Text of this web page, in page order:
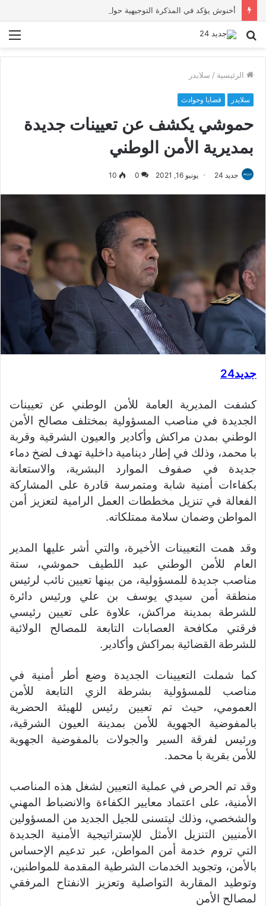
بحث
الرئيسية / سلايدر
سلايدر قضايا وحوادث
حموشي يكشف عن تعيينات جديدة
بمديرية الأمن الوطني
جديد 24 يونيو 16, 2021 0
10
جديد24
كشفت المديرية العامة للأمن الوطني عن تعيينات
الجديدة في مناصب المسؤولية بمختلف مصالح الأمن
الوطني بمدن مراكش وأكادير والعيون الشرقية وقربة
با محمد، وذلك في إطار دينامية داخلية تهدف لضخ دماء
جديدة في صفوف الموارد البشرية، والاستعانة
بكفاءات أمنية شابة ومتمرسة قادرة على المشاركة
الفعالة في تنزيل مخططات العمل الرامية لتعزيز أمن
المواطن وضمان سلامة ممتلكاته.
وقد همت التعيينات الأخيرة، والتي أشر عليها المدير
العام للأمن الوطني عبد اللطيف حموشي، ستة
مناصب جديدة للمسؤولية، من بينها تعيين نائب لرئيس
منطقة أمن سيدي يوسف بن علي ورئيس دائرة
للشرطة بمدينة مراكش، علاوة على تعيين رئيسي
فرقتي مكافحة العصابات التابعة للمصالح الولائية
للشرطة القضائية بمراكش وأكادير.
كما شملت التعيينات الجديدة وضع أطر أمنية في
مناصب للمسؤولية بشرطة الزي التابعة للأمن
العمومي، حيث تم تعيين رئيس للهيئة الحضرية
بالمفوضية الجهوية للأمن بمدينة العيون الشرقية،
ورئيس لفرقة السير والجولات بالمفوضية الجهوية
للأمن بقرية با محمد.
وقد تم الحرص في عملية التعيين لشغل هذه المناصب
الأمنية، على اعتماد معايير الكفاءة والانضباط المهني
والشخصي، وذلك ليتسنى للجيل الجديد من المسؤولين
الأمنيين التنزيل الأمثل للإستراتيجية الأمنية الجديدة
التي تروم خدمة أمن المواطن، عبر تدعيم الإحساس
بالأمن، وتجويد الخدمات الشرطية المقدمة للمواطنين،
وتوطيد المقاربة التواصلية وتعزيز الانفتاح المرفقي
لمصالح الأمن